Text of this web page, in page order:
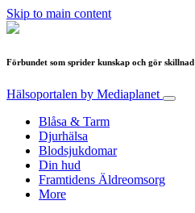
Skip to main content
Förbundet som sprider kunskap och gör skillnad
Hälsoportalen by Mediaplanet
Blåsa & Tarm
Djurhälsa
Blodsjukdomar
Din hud
Framtidens Äldreomsorg
More